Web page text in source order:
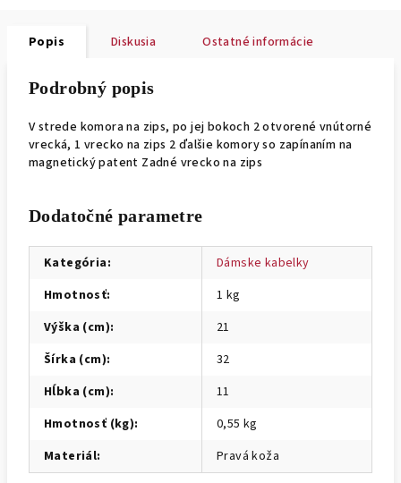
Popis Diskusia Ostatné informácie
Podrobný popis
V strede komora na zips, po jej bokoch 2 otvorené vnútorné
vrecká, 1 vrecko na zips 2 ďalšie komory so zapínaním na
magnetický patent Zadné vrecko na zips
Dodatočné parametre
Kategória:
Dámske kabelky
Hmotnosť:
1 kg
Výška (cm):
21
Šírka (cm):
32
Hĺbka (cm):
11
Hmotnosť (kg):
0,55 kg
Materiál: Pravá koža